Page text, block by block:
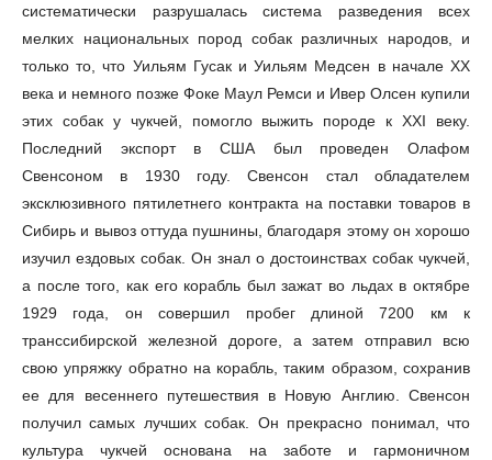
систематически разрушалась система разведения всех
мелких национальных пород собак различных народов, и
только то, что Уильям Гусак и Уильям Медсен в начале XX
века и немного позже Фоке Маул Ремси и Ивер Олсен купили
этих собак у чукчей, помогло выжить породе к XXI веку.
Последний экспорт в США был проведен Олафом
Свенсоном в 1930 году. Свенсон стал обладателем
эксклюзивного пятилетнего контракта на поставки товаров в
Сибирь и вывоз оттуда пушнины, благодаря этому он хорошо
изучил ездовых собак. Он знал о достоинствах собак чукчей,
а после того, как его корабль был зажат во льдах в октябре
1929 года, он совершил пробег длиной 7200 км к
транссибирской железной дороге, а затем отправил всю
свою упряжку обратно на корабль, таким образом, сохранив
ее для весеннего путешествия в Новую Англию. Свенсон
получил самых лучших собак. Он прекрасно понимал, что
культура чукчей основана на заботе и гармоничном